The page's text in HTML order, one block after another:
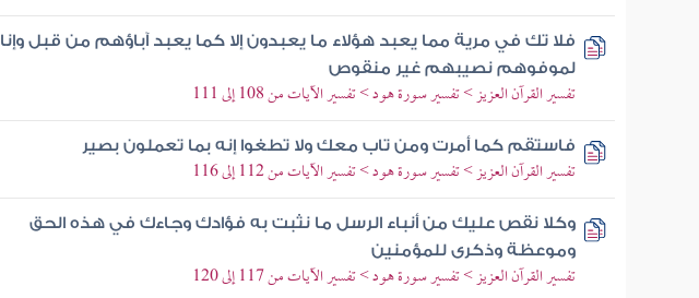
فلا تك في مرية مما يعبد هؤلاء ما يعبدون إلا كما يعبد آباؤهم من قبل وإنا
لموفوهم نصيبهم غير منقوص
تفسير القرآن العزيز > تفسير سورة هود > تفسير الآيات من 108 إلى 111
فاستقم كما أمرت ومن تاب معك ولا تطغوا إنه بما تعملون بصير
تفسير القرآن العزيز > تفسير سورة هود > تفسير الآيات من 112 إلى 116
وكلا نقص عليك من أنباء الرسل ما نثبت به فؤادك وجاءك في هذه الحق
وموعظة وذكرى للمؤمنين
تفسير القرآن العزيز > تفسير سورة هود > تفسير الآيات من 117 إلى 120